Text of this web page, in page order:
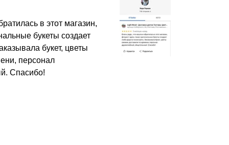
в этот магазин,
букеты создает
букет, цветы
персонал
Спасибо!